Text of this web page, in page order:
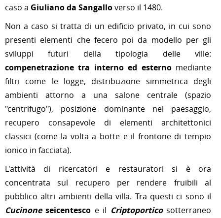
caso a Giuliano da Sangalloverso il 1480.
Non a caso si tratta di un edificio privato, in cui sono
presenti elementi che fecero poi da modello per gli
sviluppi futuri della tipologia delle ville:
compenetrazione tra interno ed esternomediante
filtri come le logge, distribuzione simmetrica degli
ambienti attorno a una salone centrale (spazio
"centrifugo"), posizione dominante nel paesaggio,
recupero consapevole di elementi architettonici
classici (come la volta a botte e il frontone ditempio
ionico in facciata).
L'attività di ricercatori e restauratori si è ora
concentrata sul recupero per rendere fruibili al
pubblico altri ambienti della villa. Tra questi ci sono il
Cucinoneseicentesco e il Criptoporticosotterraneo